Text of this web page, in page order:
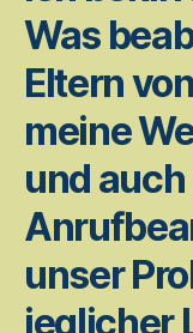
Was
Eltern
meine
und
unser
jeglicher